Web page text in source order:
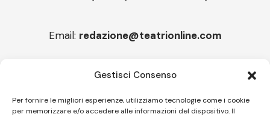
Gestisci Consenso
Per fornire le migliori esperienze, utilizziamo tecnologie come i cookie
per memorizzare e/o accedere alle informazioni del dispositivo. Il
Email: redazione@teatrionline.com
“Cico festival! Oltre 1500 spettatori a Filadelfia